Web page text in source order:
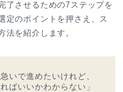
了させるための7ステップを
定のポイントを押さえ、ス
法を紹介します。
いで進めたいけれど、
ばいいかわからない」